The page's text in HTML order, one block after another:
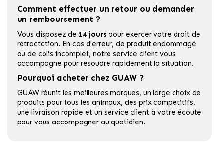
Comment effectuer un retour ou demander
un remboursement ?
Vous disposez de 14 jours pour exercer votre droit de
rétractation. En cas d'erreur, de produit endommagé
ou de colis incomplet, notre service client vous
accompagne pour résoudre rapidement la situation.
Pourquoi acheter chez GUAW ?
GUAW réunit les meilleures marques, un large choix de
produits pour tous les animaux, des prix compétitifs,
une livraison rapide et un service client à votre écoute
pour vous accompagner au quotidien.